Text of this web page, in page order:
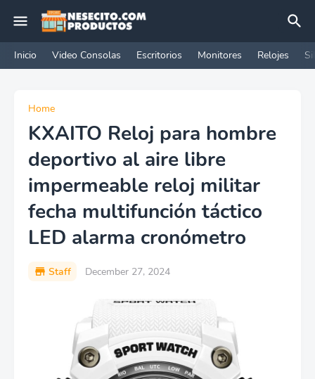
Inicio Video Consolas Escritorios Monitores Relojes
Home
KXAITO Reloj para hombre
deportivo al aire libre
impermeable reloj militar
fecha multifunción táctico
LED alarma cronómetro
Staff December 27, 2024